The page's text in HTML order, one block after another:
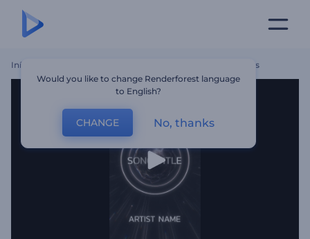
Início Visualizador De Áudio - Batidas Pulsantes
Would you like to change Renderforest language
to English?
CHANGE No, thanks